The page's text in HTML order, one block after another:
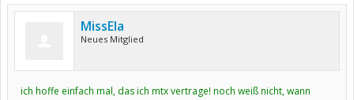
MissEla
Neues Mitglied
ich hoffe einfach mal, das ich mtx vertrage! noch weiß nicht, wann